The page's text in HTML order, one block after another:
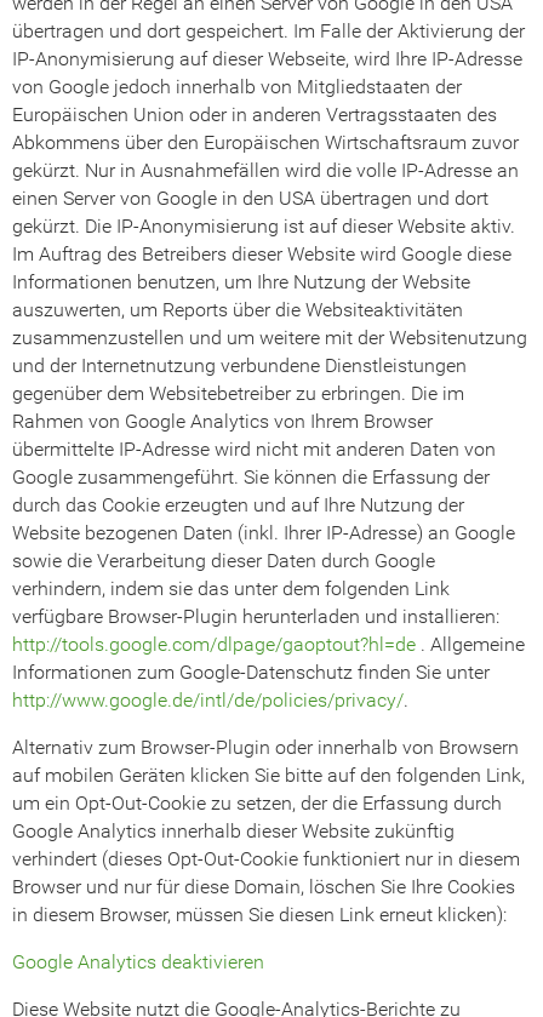
übertragen und dort gespeichert. Im Falle der Aktivierung der
IP-Anonymisierung auf dieser Webseite, wird Ihre IP-Adresse
von Google jedoch innerhalb von Mitgliedstaaten der
Europäischen Union oder in anderen Vertragsstaaten des
Abkommens über den Europäischen Wirtschaftsraum zuvor
gekürzt. Nur in Ausnahmefällen wird die volle IP-Adresse an
einen Server von Google in den USA übertragen und dort
gekürzt. Die IP-Anonymisierung ist auf dieser Website aktiv.
Im Auftrag des Betreibers dieser Website wird Google diese
Informationen benutzen, um Ihre Nutzung der Website
auszuwerten, um Reports über die Websiteaktivitäten
zusammenzustellen und um weitere mit der Websitenutzung
und der Internetnutzung verbundene Dienstleistungen
gegenüber dem Websitebetreiber zu erbringen. Die im
Rahmen von Google Analytics von Ihrem Browser
übermittelte IP-Adresse wird nicht mit anderen Daten von
Google zusammengeführt. Sie können die Erfassung der
durch das Cookie erzeugten und auf Ihre Nutzung der
Website bezogenen Daten (inkl. Ihrer IP-Adresse) an Google
sowie die Verarbeitung dieser Daten durch Google
verhindern, indem sie das unter dem folgenden Link
verfügbare Browser-Plugin herunterladen und installieren:
http://tools.google.com/dlpage/gaoptout?hl=de . Allgemeine
Informationen zum Google-Datenschutz finden Sie unter
http://www.google.de/intl/de/policies/privacy/.
Alternativ zum Browser-Plugin oder innerhalb von Browsern
auf mobilen Geräten klicken Sie bitte auf den folgenden Link,
um ein Opt-Out-Cookie zu setzen, der die Erfassung durch
Google Analytics innerhalb dieser Website zukünftig
verhindert (dieses Opt-Out-Cookie funktioniert nur in diesem
Browser und nur für diese Domain, löschen Sie Ihre Cookies
in diesem Browser, müssen Sie diesen Link erneut klicken):
Google Analytics deaktivieren
Diese Website nutzt die Google-Analytics-Berichte zu